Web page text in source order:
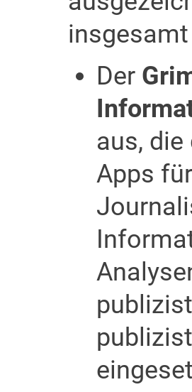
Der
aus,
Apps